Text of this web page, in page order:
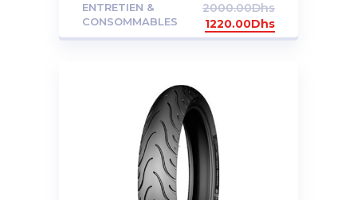
ENTRETIEN &
CONSOMMABLES
2000.00Dhs
1220.00Dhs